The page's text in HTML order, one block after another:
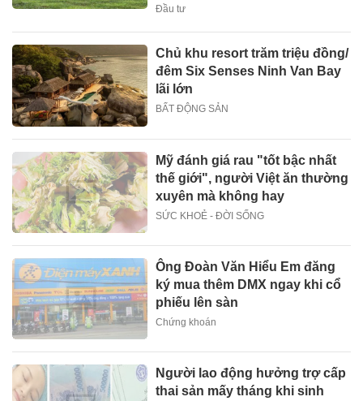
Đầu tư
Chủ khu resort trăm triệu đồng/
đêm Six Senses Ninh Van Bay
lãi lớn
BẤT ĐỘNG SẢN
Mỹ đánh giá rau "tốt bậc nhất
thế giới", người Việt ăn thường
xuyên mà không hay
SỨC KHOẺ - ĐỜI SỐNG
Ông Đoàn Văn Hiểu Em đăng
ký mua thêm DMX ngay khi cổ
phiếu lên sàn
Chứng khoán
Người lao động hưởng trợ cấp
thai sản mấy tháng khi sinh